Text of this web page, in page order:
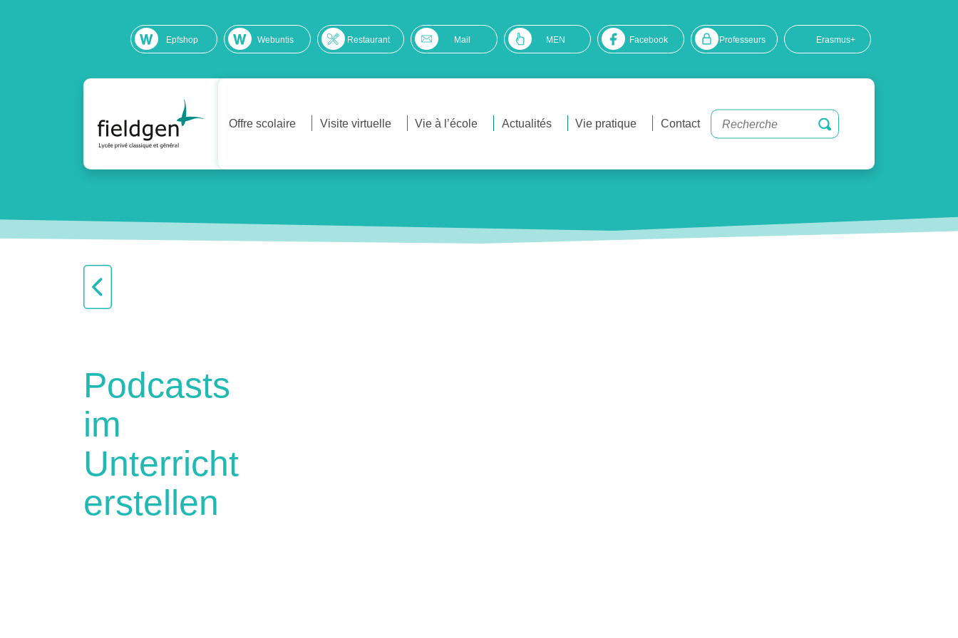
Epfshop Webuntis Restaurant Mail MEN Facebook Professeurs Erasmus+
Offre scolaire Visite virtuelle Vie à l’école Actualités Vie pratique Contact
Podcasts
im
Unterricht
erstellen